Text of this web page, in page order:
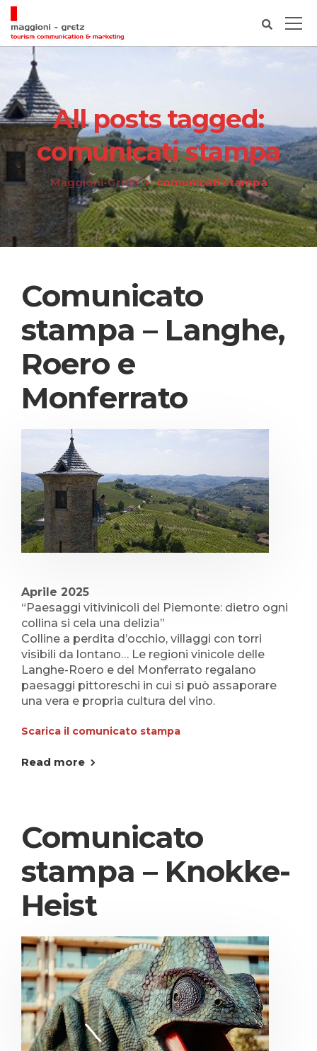
All posts tagged:
comunicati stampa
Maggioni-Gretz comunicati stampa
Comunicato
stampa – Langhe,
Roero e
Monferrato
Aprile 2025
“Paesaggi vitivinicoli del Piemonte: dietro ogni
collina si cela una delizia”
Colline a perdita d’occhio, villaggi con torri
visibili da lontano… Le regioni vinicole delle
Langhe-Roero e del Monferrato regalano
paesaggi pittoreschi in cui si può assaporare
una vera e propria cultura del vino.
Scarica il comunicato stampa
Read more
Comunicato
stampa – Knokke-
Heist